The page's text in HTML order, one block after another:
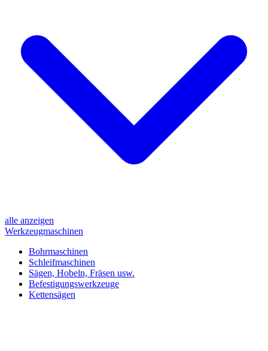
alle anzeigen
Werkzeugmaschinen
Bohrmaschinen
Schleifmaschinen
Sägen, Hobeln, Fräsen usw.
Befestigungswerkzeuge
Kettensägen